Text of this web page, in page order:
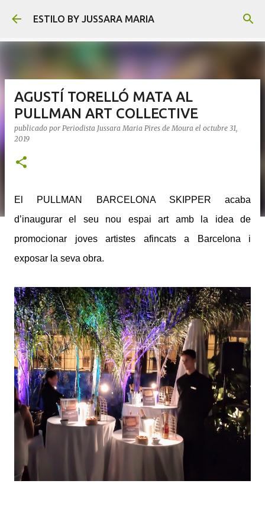
Ir al contenido principal
ESTILO BY JUSSARA MARIA
AGUSTÍ TORELLÓ MATA AL
PULLMAN ART COLLECTIVE
publicado por Periodista Jussara Maria Pires de Moura el octubre 31,
2019
El PULLMAN BARCELONA SKIPPER acaba
d’inaugurar el seu nou espai art amb la idea de
promocionar joves artistes afincats a Barcelona i
exposar la seva obra.